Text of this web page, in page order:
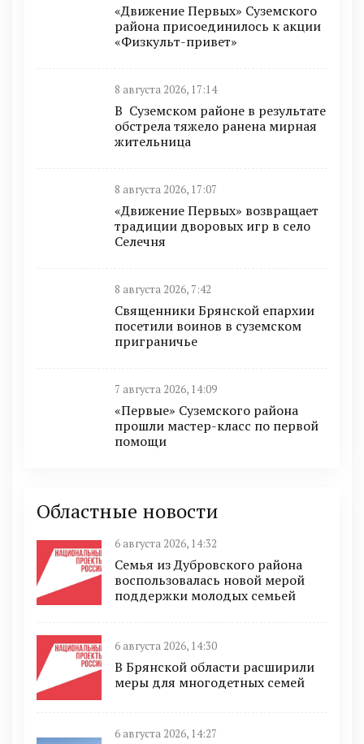
«Движение Первых» Суземского
района присоединилось к акции
«Физкульт-привет»
8 августа 2026, 17:14
В Суземском районе в результате
обстрела тяжело ранена мирная
жительница
8 августа 2026, 17:07
«Движение Первых» возвращает
традиции дворовых игр в село
Селечня
8 августа 2026, 7:42
Священники Брянской епархии
посетили воинов в суземском
приграничье
7 августа 2026, 14:09
«Первые» Суземского района
прошли мастер-класс по первой
помощи
Областные новости
6 августа 2026, 14:32
Семья из Дубровского района
воспользовалась новой мерой
поддержки молодых семьей
6 августа 2026, 14:30
В Брянской области расширили
меры для многодетных семей
6 августа 2026, 14:27